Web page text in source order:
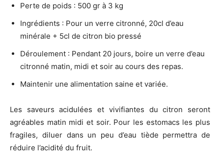
Perte de poids : 500 gr à 3 kg
Ingrédients : Pour un verre citronné, 20cl d’eau
minérale + 5cl de citron bio pressé
Déroulement : Pendant 20 jours, boire un verre d’eau
citronné matin, midi et soir au cours des repas.
Maintenir une alimentation saine et variée.
Les saveurs acidulées et vivifiantes du citron seront
agréables matin midi et soir. Pour les estomacs les plus
fragiles, diluer dans un peu d’eau tiède permettra de
réduire l’acidité du fruit.